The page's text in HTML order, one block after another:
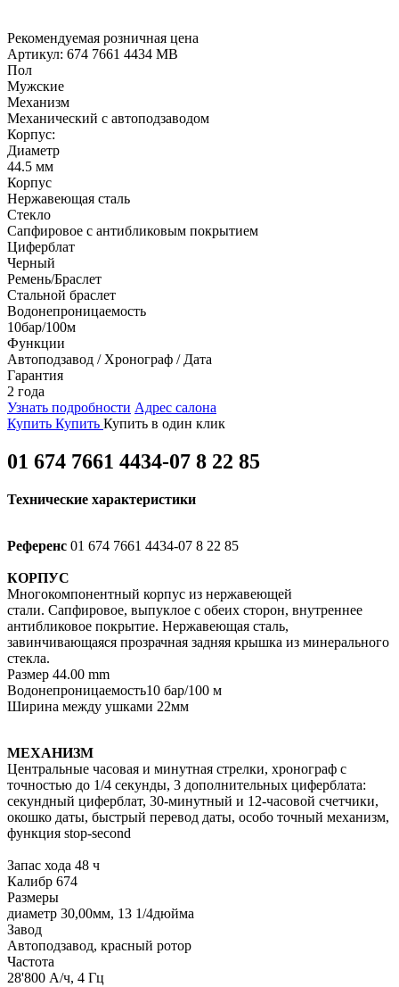
Рекомендуемая розничная цена
Артикул: 674 7661 4434 MB
Пол
Мужские
Механизм
Механический с автоподзаводом
Корпус:
Диаметр
44.5 мм
Корпус
Нержавеющая сталь
Стекло
Сапфировое с антибликовым покрытием
Циферблат
Черный
Ремень/Браслет
Стальной браслет
Водонепроницаемость
10бар/100м
Функции
Автоподзавод / Хронограф / Дата
Гарантия
2 года
Узнать подробности Адрес салона
Купить Купить Купить в один клик
01 674 7661 4434-07 8 22 85
Технические характеристики
Референс 01 674 7661 4434-07 8 22 85
КОРПУС
Многокомпонентный корпус из нержавеющей
стали. Сапфировое, выпуклое с обеих сторон, внутреннее
антибликовое покрытие. Нержавеющая сталь,
завинчивающаяся прозрачная задняя крышка из минерального
стекла.
Размер 44.00 mm
Водонепроницаемость10 бар/100 м
Ширина между ушками 22мм
МЕХАНИЗМ
Центральные часовая и минутная стрелки, хронограф с
точностью до 1/4 секунды, 3 дополнительных циферблата:
секундный циферблат, 30-минутный и 12-часовой счетчики,
окошко даты, быстрый перевод даты, особо точный механизм,
функция stop-second
Запас хода 48 ч
Калибр 674
Размеры
диаметр 30,00мм, 13 1/4дюйма
Завод
Автоподзавод, красный ротор
Частота
28'800 A/ч, 4 Гц